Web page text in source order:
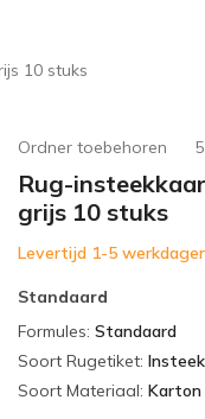
10 stuks
Ordner toebehoren
Rug-
grijs 10 stuks
Levertijd 1-5
Standaard
Formules: Standaard
Soort Rugetiket: Insteek
Soort Materiaal: Karton